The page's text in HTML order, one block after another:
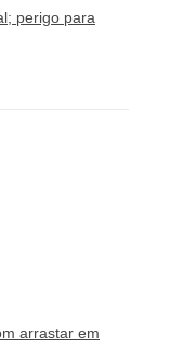
perigo para
arrastar em